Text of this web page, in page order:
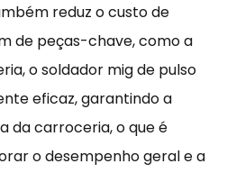
reduz o custo de
de peças-chave, como a
o soldador mig de pulso
eficaz, garantindo a
da carroceria, o que é
o desempenho geral e a